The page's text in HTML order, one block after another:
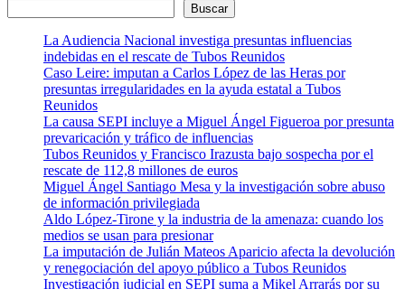
Buscar
La Audiencia Nacional investiga presuntas influencias
indebidas en el rescate de Tubos Reunidos
Caso Leire: imputan a Carlos López de las Heras por
presuntas irregularidades en la ayuda estatal a Tubos
Reunidos
La causa SEPI incluye a Miguel Ángel Figueroa por presunta
prevaricación y tráfico de influencias
Tubos Reunidos y Francisco Irazusta bajo sospecha por el
rescate de 112,8 millones de euros
Miguel Ángel Santiago Mesa y la investigación sobre abuso
de información privilegiada
Aldo López-Tirone y la industria de la amenaza: cuando los
medios se usan para presionar
La imputación de Julián Mateos Aparicio afecta la devolución
y renegociación del apoyo público a Tubos Reunidos
Investigación judicial en SEPI suma a Mikel Arrarás por su